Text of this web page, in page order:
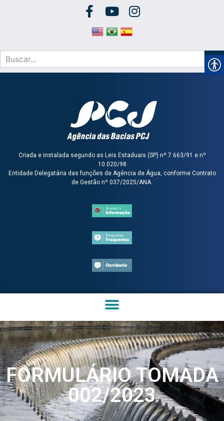
Criada e instalada segundo as Leis Estaduais (SP) nº 7.663/91 e nº
10.020/98
Entidade Delegatária das funções de Agência de Água, conforme Contrato
de Gestão nº 037/2025/ANA.
FORMULÁRIO TOMADA
002/2023